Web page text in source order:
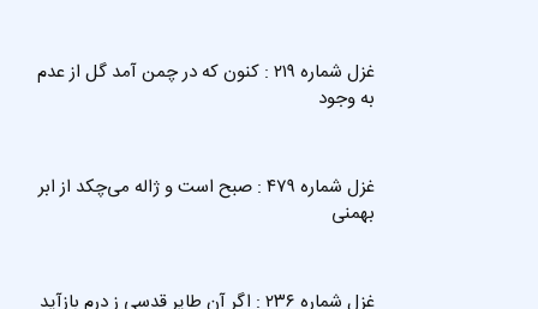
غزل شماره ۲۱۹ : کنون که در چمن آمد گل از عدم
به وجود
غزل شماره ۴۷۹ : صبح است و ژاله می‌چکد از ابر
بهمنی
غزل شماره ۲۳۶ : اگر آن طایر قدسی ز درم بازآید